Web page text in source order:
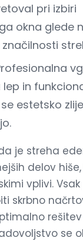
pri izbiri
okna glede
in
estetsko
je streha
delov hiše,
vplivi.
skrbno
se